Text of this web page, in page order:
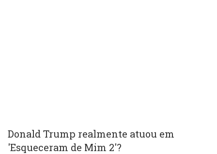
Donald Trump realmente atuou em
'Esqueceram de Mim 2'?